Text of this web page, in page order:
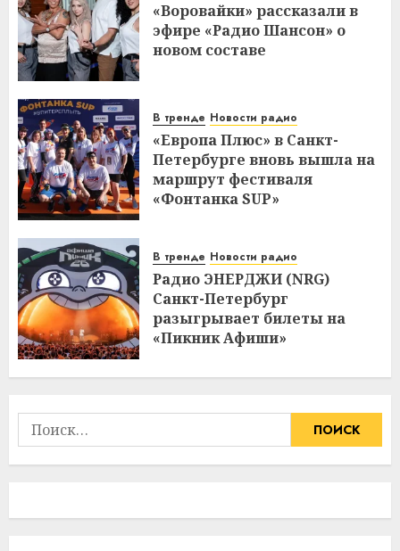
«Воровайки» рассказали в
эфире «Радио Шансон» о
новом составе
В тренде Новости радио
«Европа Плюс» в Санкт-
Петербурге вновь вышла на
маршрут фестиваля
«Фонтанка SUP»
В тренде Новости радио
Радио ЭНЕРДЖИ (NRG)
Санкт-Петербург
разыгрывает билеты на
«Пикник Афиши»
Найти: